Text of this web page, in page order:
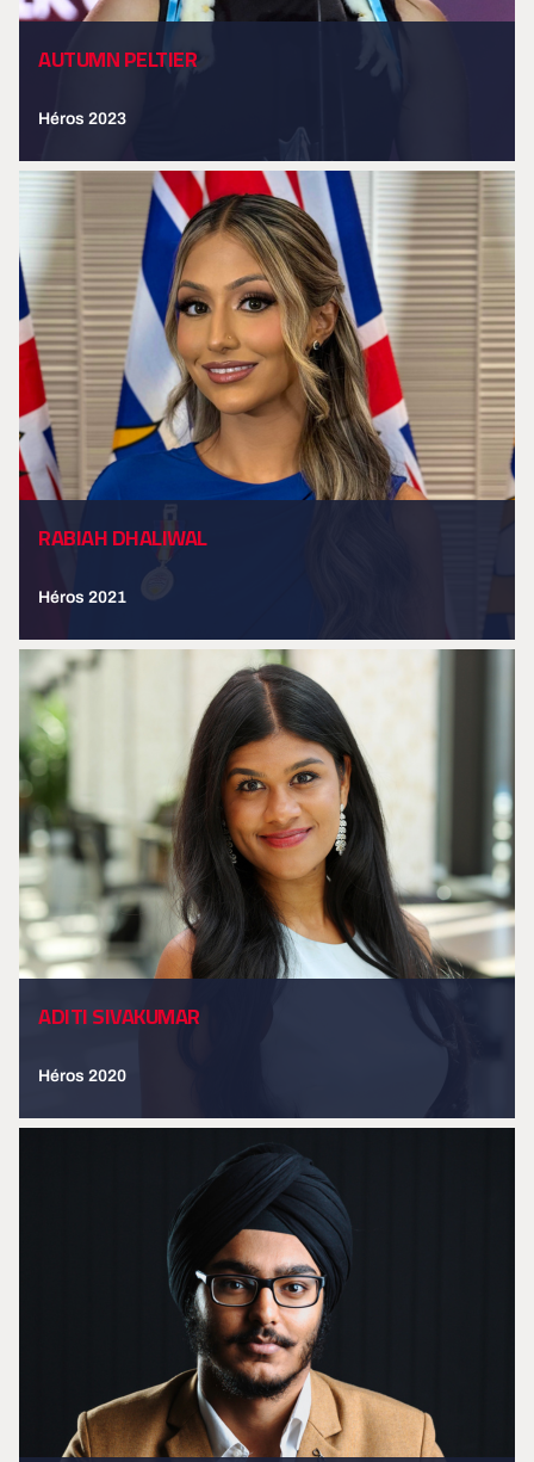
AUTUMN PELTIER
Héros 2023
EN SAVOIR PLUS
RABIAH DHALIWAL
Héros 2021
EN SAVOIR PLUS
ADITI SIVAKUMAR
Héros 2020
EN SAVOIR PLUS